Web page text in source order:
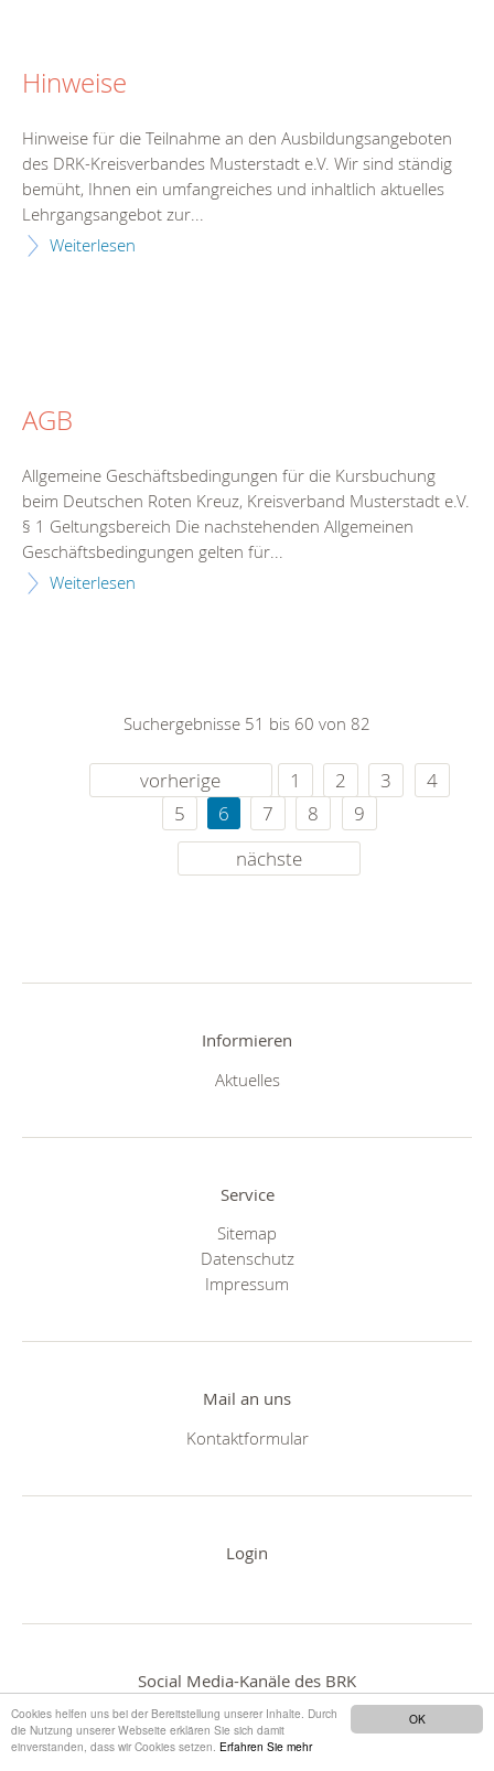
OK
Cookies helfen uns bei der Bereitstellung unserer Inhalte. Durch
die Nutzung unserer Webseite erklären Sie sich damit
einverstanden, dass wir Cookies setzen. Erfahren Sie mehr
Hinweise
Hinweise für die Teilnahme an den Ausbildungsangeboten
des DRK-Kreisverbandes Musterstadt e.V. Wir sind ständig
bemüht, Ihnen ein umfangreiches und inhaltlich aktuelles
Lehrgangsangebot zur...
Weiterlesen
AGB
Allgemeine Geschäftsbedingungen für die Kursbuchung
beim Deutschen Roten Kreuz, Kreisverband Musterstadt e.V.
§ 1 Geltungsbereich Die nachstehenden Allgemeinen
Geschäftsbedingungen gelten für...
Weiterlesen
Suchergebnisse 51 bis 60 von 82
vorherige 1 2 3
4
5
6 7 8
9
nächste
Informieren
Aktuelles
Service
Sitemap
Datenschutz
Impressum
Mail an uns
Kontaktformular
Login
Social Media-Kanäle des BRK